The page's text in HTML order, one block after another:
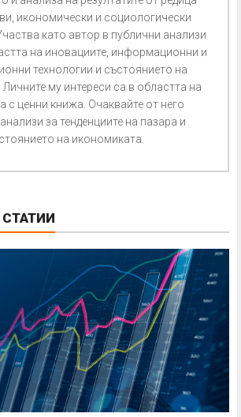
икономически и социологически
като автор в публични анализи
на иновациите, информационни и
технологии и състоянието на
му интереси са в областта на
с ценни книжа. Очаквайте от него
за тенденциите на пазара и
на икономиката.